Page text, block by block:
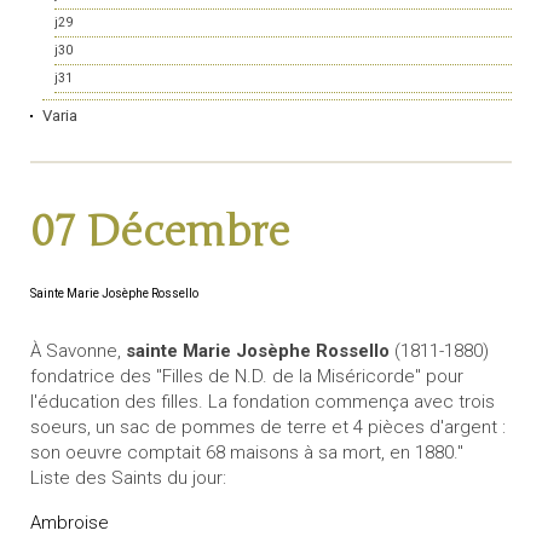
j29
j30
j31
Varia
07 Décembre
Sainte Marie Josèphe Rossello
À Savonne, sainte Marie Josèphe Rossello (1811-1880)
fondatrice des "Filles de N.D. de la Miséricorde" pour
l'éducation des filles. La fondation commença avec trois
soeurs, un sac de pommes de terre et 4 pièces d'argent :
son oeuvre comptait 68 maisons à sa mort, en 1880."
Liste des Saints du jour:
Ambroise